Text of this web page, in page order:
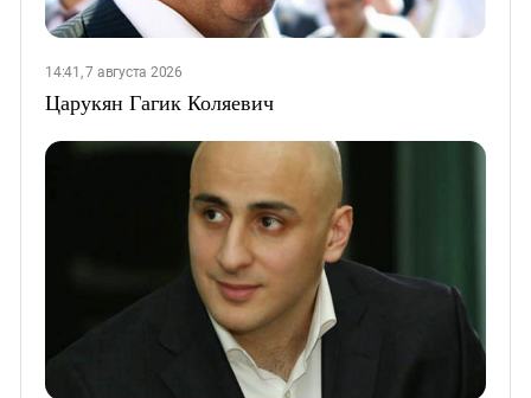
14:41, 7 августа 2026
Царукян Гагик Коляевич